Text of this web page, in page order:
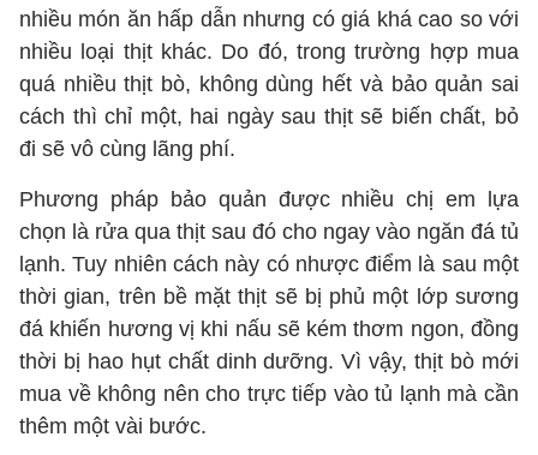
nhiều món ăn hấp dẫn nhưng có giá khá cao so với
nhiều loại thịt khác. Do đó, trong trường hợp mua
quá nhiều thịt bò, không dùng hết và bảo quản sai
cách thì chỉ một, hai ngày sau thịt sẽ biến chất, bỏ
đi sẽ vô cùng lãng phí.
Phương pháp bảo quản được nhiều chị em lựa
chọn là rửa qua thịt sau đó cho ngay vào ngăn đá tủ
lạnh. Tuy nhiên cách này có nhược điểm là sau một
thời gian, trên bề mặt thịt sẽ bị phủ một lớp sương
đá khiến hương vị khi nấu sẽ kém thơm ngon, đồng
thời bị hao hụt chất dinh dưỡng. Vì vậy, thịt bò mới
mua về không nên cho trực tiếp vào tủ lạnh mà cần
thêm một vài bước.